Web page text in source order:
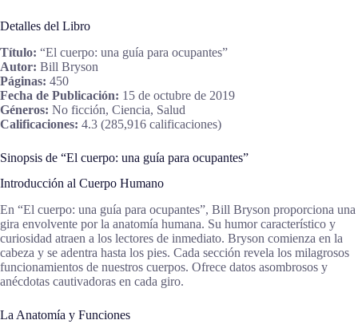
Detalles del Libro
Título: “El cuerpo: una guía para ocupantes”
Autor: Bill Bryson
Páginas: 450
Fecha de Publicación: 15 de octubre de 2019
Géneros: No ficción, Ciencia, Salud
Calificaciones: 4.3 (285,916 calificaciones)
Sinopsis de “El cuerpo: una guía para ocupantes”
Introducción al Cuerpo Humano
En “El cuerpo: una guía para ocupantes”, Bill Bryson proporciona una
gira envolvente por la anatomía humana. Su humor característico y
curiosidad atraen a los lectores de inmediato. Bryson comienza en la
cabeza y se adentra hasta los pies. Cada sección revela los milagrosos
funcionamientos de nuestros cuerpos. Ofrece datos asombrosos y
anécdotas cautivadoras en cada giro.
La Anatomía y Funciones